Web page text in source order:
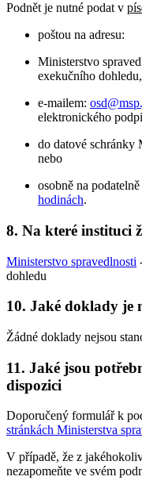
Podnět je nutné podat v
poštou na adresu:
Ministerstvo
exekučního
e-mailem:
elektronického
do datové schránky
nebo
osobně na
hodinách.
8. Na které instituci
Ministerstvo spravedlnosti
dohledu
10. Jaké doklady je
Žádné doklady nejsou
11. Jaké jsou
dispozici
Doporučený formulář k
stránkách Ministerstva
V případě, že z
nezapomeňte ve svém